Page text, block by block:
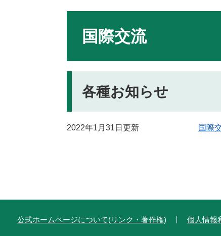
国際交流
各種お知らせ
2022年1月31日更新 国際
公式ホームページについて(リンク・著作権) 個人情報